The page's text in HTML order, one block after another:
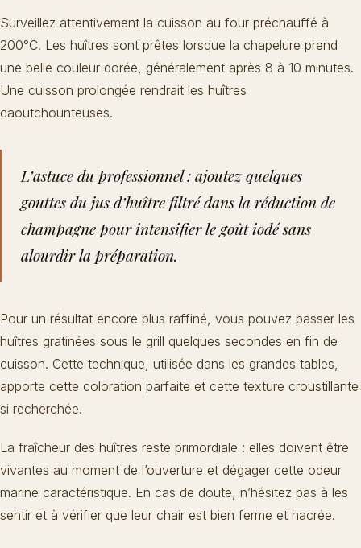
Surveillez attentivement la cuisson au four préchauffé à
200°C. Les huîtres sont prêtes lorsque la chapelure prend
une belle couleur dorée, généralement après 8 à 10 minutes.
Une cuisson prolongée rendrait les huîtres
caoutchounteuses.
L’astuce du professionnel : ajoutez quelques
gouttes du jus d’huître filtré dans la réduction de
champagne pour intensifier le goût iodé sans
alourdir la préparation.
Pour un résultat encore plus raffiné, vous pouvez passer les
huîtres gratinées sous le grill quelques secondes en fin de
cuisson. Cette technique, utilisée dans les grandes tables,
apporte cette coloration parfaite et cette texture croustillante
si recherchée.
La fraîcheur des huîtres reste primordiale : elles doivent être
vivantes au moment de l’ouverture et dégager cette odeur
marine caractéristique. En cas de doute, n’hésitez pas à les
sentir et à vérifier que leur chair est bien ferme et nacrée.